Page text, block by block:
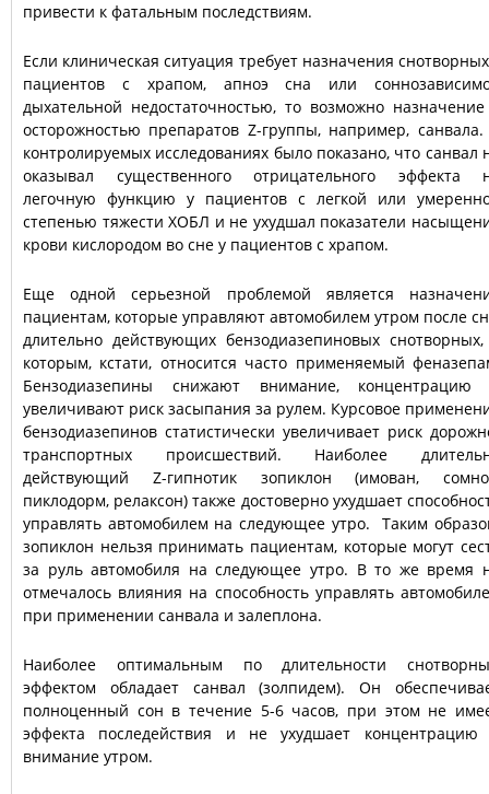
привести к фатальным последствиям.
Если клиническая ситуация требует назначения
пациентов с храпом, апноэ сна или
дыхательной недостаточностью, то возможно
осторожностью препаратов Z-группы, например,
контролируемых исследованиях было показано, что санвал
оказывал существенного отрицательного эффекта
легочную функцию у пациентов с легкой или
степенью тяжести ХОБЛ и не ухудшал показатели
крови кислородом во сне у пациентов с храпом.
Еще одной серьезной проблемой является
пациентам, которые управляют автомобилем утром после
длительно действующих бензодиазепиновых
которым, кстати, относится часто применяемый
Бензодиазепины снижают внимание, концентрацию
увеличивают риск засыпания за рулем. Курсовое
бензодиазепинов статистически увеличивает риск
транспортных происшествий. Наиболее
действующий Z-гипнотик зопиклон (имован,
пиклодорм, релаксон) также достоверно ухудшает
управлять автомобилем на следующее утро. Таким
зопиклон нельзя принимать пациентам, которые могут
за руль автомобиля на следующее утро. В то же время
отмечалось влияния на способность управлять
при применении санвала и залеплона.
Наиболее оптимальным по длительности
эффектом обладает санвал (золпидем). Он
полноценный сон в течение 5-6 часов, при этом не
эффекта последействия и не ухудшает
внимание утром.